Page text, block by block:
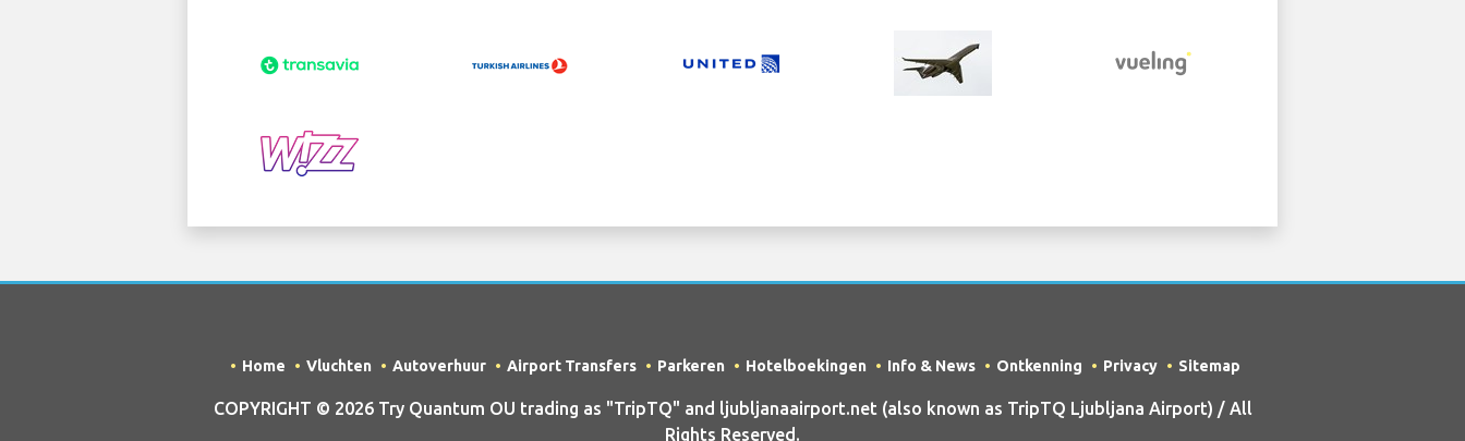
Home Vluchten Autoverhuur Airport Transfers Parkeren Hotelboekingen Info & News Ontkenning Privacy Sitemap
COPYRIGHT © 2026 Try Quantum OU trading as "TripTQ" and ljubljanaairport.net (also known as TripTQ Ljubljana Airport) / All
Rights Reserved.